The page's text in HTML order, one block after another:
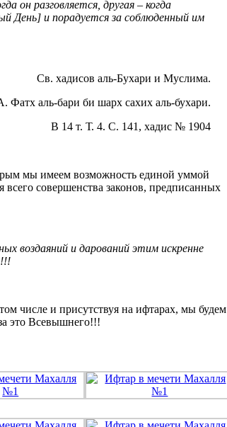
он разговляется, другая ‒ когда
День] и порадуется за соблюденный им
Св. хадисов аль-Бухари и Муслима.
Фатх аль-бари би шарх сахих аль-бухари.
В 14 т. Т. 4. С. 141, хадис № 1904
мы имеем возможность единой уммой
всего совершенства законов, предписанных
воздаяний и дарований этим искренне
числе и присутствуя на ифтарах, мы будем
это Всевышнего!!!